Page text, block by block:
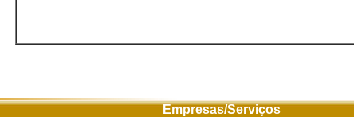
Empresas/Serviços